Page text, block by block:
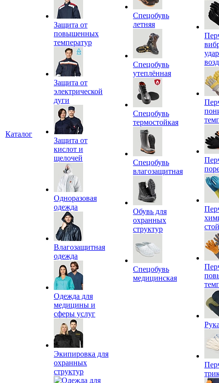
Каталог
Защита от
повышенных
температур
Защита от
электрической
дуги
Защита от
кислот и
щелочей
Одноразовая
одежда
Влагозащитная
одежда
Одежда для
медицины и
сферы услуг
Экипировка для
охранных
структур
Спецобувь
летняя
Спецобувь
утеплённая
Спецобувь
термостойкая
Спецобувь
влагозащитная
Обувь для
охранных
структур
Спецобувь
медицинская